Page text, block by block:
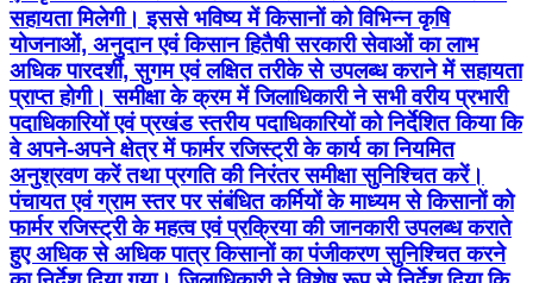
सहायता मिलेगी। इससे भविष्य में किसानों को विभिन्न कृषि
योजनाओं, अनुदान एवं किसान हितैषी सरकारी सेवाओं का लाभ
अधिक पारदर्शी, सुगम एवं लक्षित तरीके से उपलब्ध कराने में सहायता
प्राप्त होगी। समीक्षा के क्रम में जिलाधिकारी ने सभी वरीय प्रभारी
पदाधिकारियों एवं प्रखंड स्तरीय पदाधिकारियों को निर्देशित किया कि
वे अपने-अपने क्षेत्र में फार्मर रजिस्ट्री के कार्य का नियमित
अनुश्रवण करें तथा प्रगति की निरंतर समीक्षा सुनिश्चित करें।
पंचायत एवं ग्राम स्तर पर संबंधित कर्मियों के माध्यम से किसानों को
फार्मर रजिस्ट्री के महत्व एवं प्रक्रिया की जानकारी उपलब्ध कराते
हुए अधिक से अधिक पात्र किसानों का पंजीकरण सुनिश्चित करने